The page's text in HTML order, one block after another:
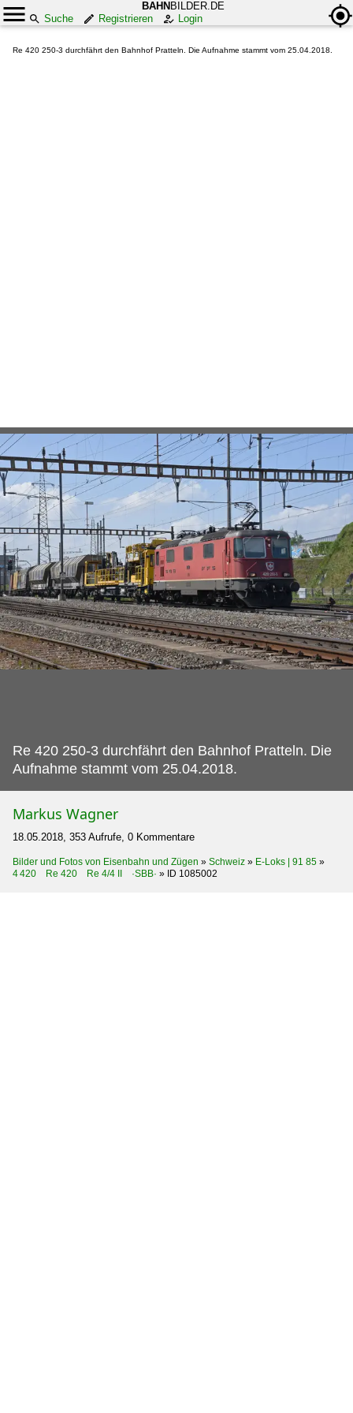
BAHN BILDER.DE
Suche
Registrieren Login
Re 420 250-3 durchfährt den Bahnhof Pratteln. Die Aufnahme stammt vom 25.04.2018.
Re 420 250-3 durchfährt den Bahnhof Pratteln. Die
Aufnahme stammt vom 25.04.2018.
Markus Wagner
18.05.2018, 353 Aufrufe, 0 Kommentare
Bilder und Fotos von Eisenbahn und Zügen » Schweiz » E-Loks | 91 85 »
4 420 Re 420 Re 4/4 II ·SBB· » ID 1085002